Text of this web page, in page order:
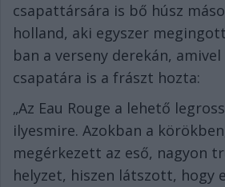
csapattársára is bő húsz
holland, aki egyszer
ban a verseny derekán,
csapatára is a frászt hozta:
„Az Eau Rouge a lehető
ilyesmire. Azokban a
megérkezett az eső, nagyon
helyzet, hiszen látszott, hogy